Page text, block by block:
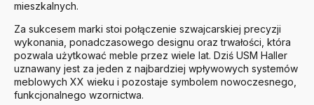
mieszkalnych.
Za sukcesem marki stoi połączenie szwajcarskiej precyzji
wykonania, ponadczasowego designu oraz trwałości, która
pozwala użytkować meble przez wiele lat. Dziś USM Haller
uznawany jest za jeden z najbardziej wpływowych systemów
meblowych XX wieku i pozostaje symbolem nowoczesnego,
funkcjonalnego wzornictwa.